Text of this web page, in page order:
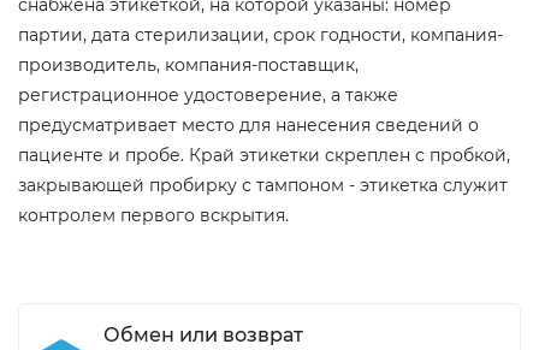
снабжена этикеткой, на которой указаны: номер
партии, дата стерилизации, срок годности, компания-
производитель, компания-поставщик,
регистрационное удостоверение, а также
предусматривает место для нанесения сведений о
пациенте и пробе. Край этикетки скреплен с пробкой,
закрывающей пробирку с тампоном - этикетка служит
контролем первого вскрытия.
Обмен или возврат